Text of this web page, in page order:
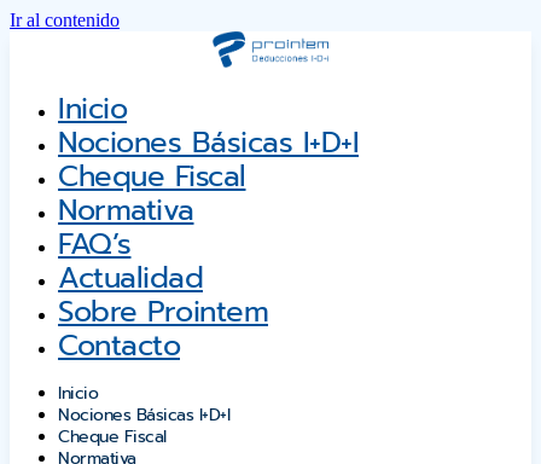
Ir al contenido
Inicio
Nociones Básicas I+D+i
Cheque Fiscal
Normativa
FAQ’s
Actualidad
Sobre Prointem
Contacto
Inicio
Nociones Básicas I+D+i
Cheque Fiscal
Normativa